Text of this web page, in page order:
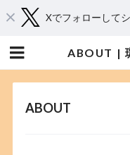
Xでフォローして
ABOUT